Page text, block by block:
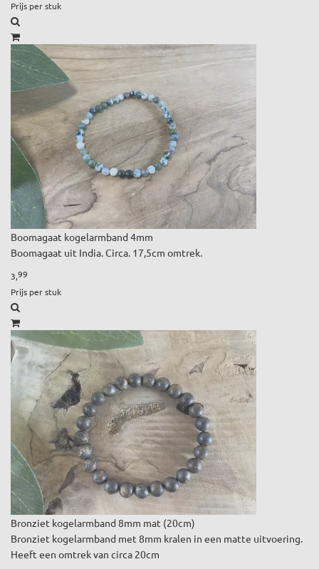
Prijs per stuk
Boomagaat kogelarmband 4mm
Boomagaat uit India. Circa. 17,5cm omtrek.
3,99
Prijs per stuk
Bronziet kogelarmband 8mm mat (20cm)
Bronziet kogelarmband met 8mm kralen in een matte uitvoering.
Heeft een omtrek van circa 20cm